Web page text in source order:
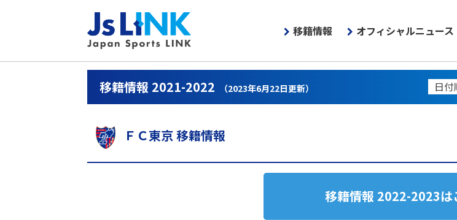
移籍情報 オフィシャルニュース
移籍情報 2021-2022 （2023年6月22日更新）
ＦＣ東京 移籍情報
移籍情報 2022-2023は